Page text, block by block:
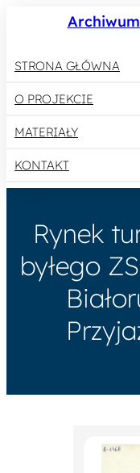
STRONA GŁÓWNA
O PROJEKCIE
MATERIAŁY
KONTAKT
Rynek
byłego